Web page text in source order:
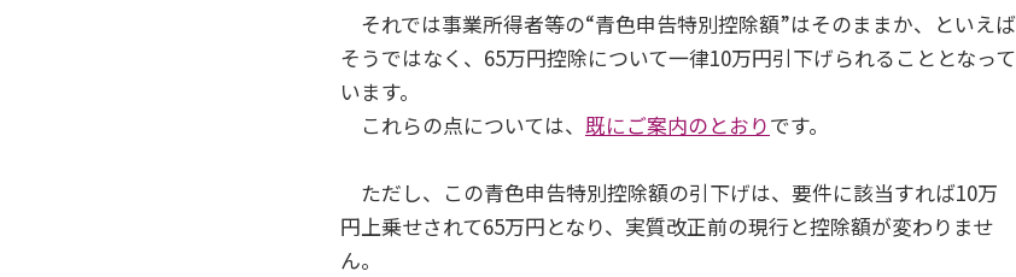
それでは事業所得者等の“青色申告特別控除額”はそのままか、といえば
そうではなく、65万円控除について一律10万円引下げられることとなって
います。
これらの点については、 既にご案内のとおりです。
ただし、この青色申告特別控除額の引下げは、要件に該当すれば10万
円上乗せされて65万円となり、実質改正前の現行と控除額が変わりませ
ん。